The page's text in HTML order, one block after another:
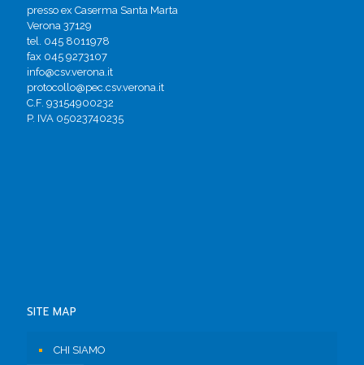
presso ex Caserma Santa Marta
Verona 37129
tel. 045 8011978
fax 045 9273107
info@csv.verona.it
protocollo@pec.csv.verona.it
C.F. 93154900232
P. IVA 05023740235
SITE MAP
CHI SIAMO